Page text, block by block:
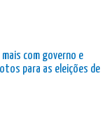
com governo e
para as eleições de